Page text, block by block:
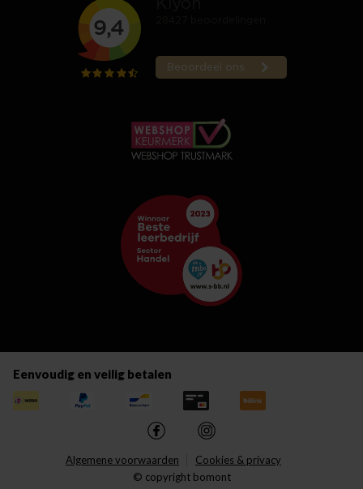
Eenvoudig en veilig betalen
Algemene voorwaarden
Cookies & privacy
© copyright bomont